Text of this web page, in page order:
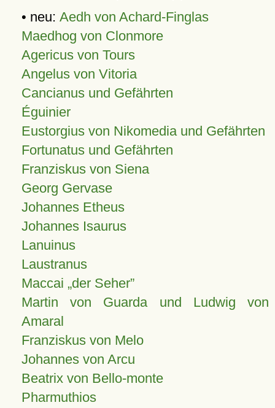
• neu: Aedh von Achard-Finglas
Maedhog von Clonmore
Agericus von Tours
Angelus von Vitoria
Cancianus und Gefährten
Éguinier
Eustorgius von Nikomedia und Gefährten
Fortunatus und Gefährten
Franziskus von Siena
Georg Gervase
Johannes Etheus
Johannes Isaurus
Lanuinus
Laustranus
Maccai „der Seher”
Martin von Guarda und Ludwig von
Amaral
Franziskus von Melo
Johannes von Arcu
Beatrix von Bello-monte
Pharmuthios